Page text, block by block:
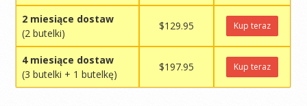
2 miesiące dostaw
(2 butelki)
$129.95 Kup teraz
4 miesiące dostaw
(3 butelki + 1 butelkę)
$197.95 Kup teraz